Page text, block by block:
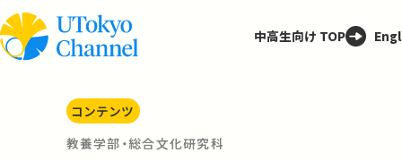
中高生向け TOP
コンテンツ
教養学部・総合文化研究科